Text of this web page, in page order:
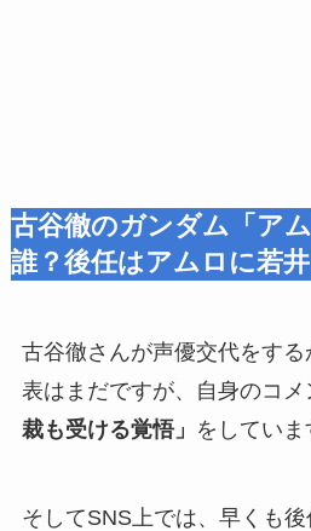
古谷徹のガンダム「ア
誰？後任はアムロに若井
古谷徹さんが声優交代をす
表はまだですが、自身のコメ
裁も受ける覚悟」 をしていま
そしてSNS上では、早くも後